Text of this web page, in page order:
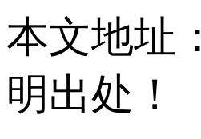
本文地址：
明出处！